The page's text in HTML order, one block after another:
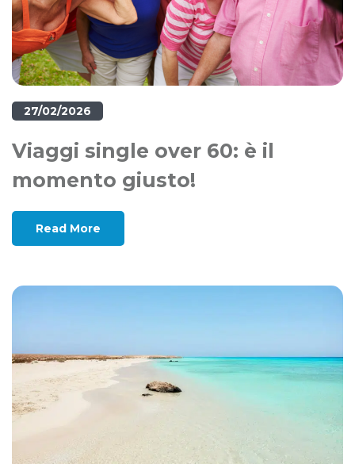
27/02/2026
Viaggi single over 60: è il
momento giusto!
Read More